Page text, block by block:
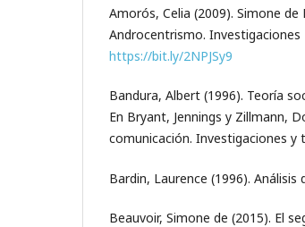
Amorós, Celia (2009). Simone
Androcentrismo. Investigaciones
https://bit.ly/2NPJSy9
Bandura, Albert (1996). Teoría
En Bryant, Jennings y Zillmann,
comunicación. Investigaciones y
Bardin, Laurence (1996). Análisis
Beauvoir, Simone de (2015). El